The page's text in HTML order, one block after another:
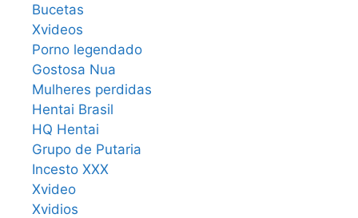
Bucetas
Xvideos
Porno legendado
Gostosa Nua
Mulheres perdidas
Hentai Brasil
HQ Hentai
Grupo de Putaria
Incesto XXX
Xvideo
Xvidios